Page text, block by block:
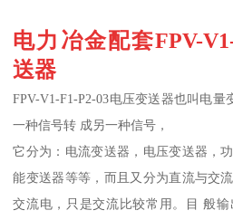
电力冶金配套FPV-
送器
FPV-V1-F1-P2-03电压变送器也叫电
一种信号转 成另一种信号，
它分为：电流变送器，电压变送器，
能变送器等等，而且又分为直流与交
交流电，只是交流比较常用。目 般